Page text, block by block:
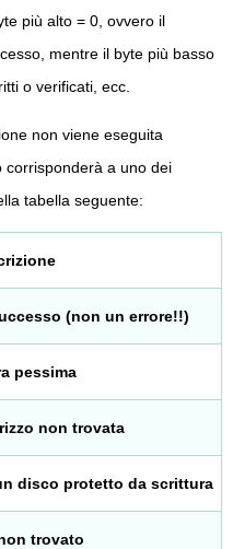
più alto = 0, ovvero il
mentre il byte più basso
o verificati, ecc.
non viene eseguita
corrisponderà a uno dei
tabella seguente:
(non un errore!!)
pessima
non trovata
disco protetto da scrittura
trovato